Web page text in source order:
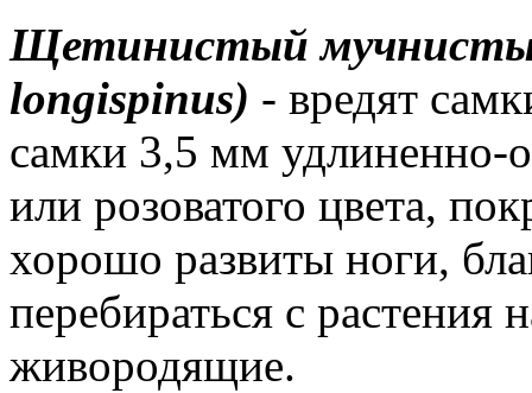
Щетинистый мучнистый
longispinus) - вредят
самки 3,5 мм удлиненно-
или розоватого цвета,
хорошо развиты ноги,
перебираться с растения
живородящие.